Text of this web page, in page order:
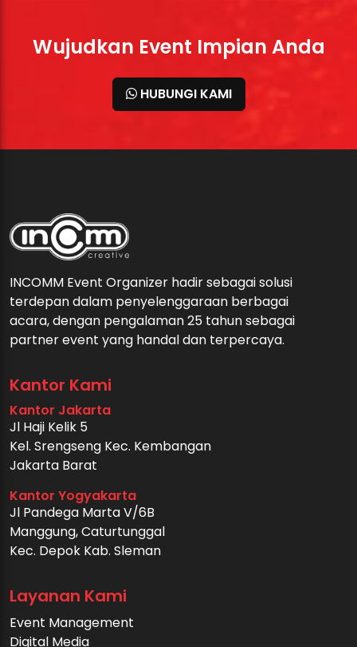
Wujudkan Event Impian Anda
HUBUNGI KAMI
INCOMM Event Organizer hadir sebagai solusi
terdepan dalam penyelenggaraan berbagai
acara, dengan pengalaman 25 tahun sebagai
partner event yang handal dan terpercaya.
Kantor Kami
Kantor Jakarta
Jl Haji Kelik 5
Kel. Srengseng Kec. Kembangan
Jakarta Barat
Kantor Yogyakarta
Jl Pandega Marta V/6B
Manggung, Caturtunggal
Kec. Depok Kab. Sleman
Layanan Kami
Event Management
Digital Media